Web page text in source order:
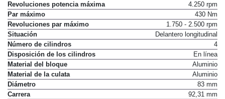
Revoluciones potencia máxima
4.250 rpm
Par máximo
430 Nm
Revoluciones par máximo
1.750 - 2.500 rpm
Situación
Delantero longitudinal
Número de cilindros
4
Disposición de los cilindros
En línea
Material del bloque
Aluminio
Material de la culata
Aluminio
Diámetro
83 mm
Carrera
92,31 mm